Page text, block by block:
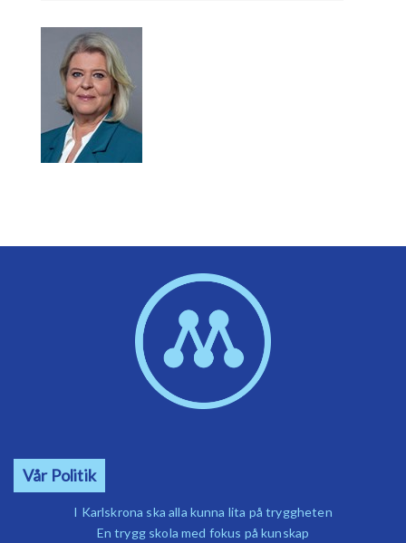
Vår Politik
I Karlskrona ska alla kunna lita på tryggheten
En trygg skola med fokus på kunskap